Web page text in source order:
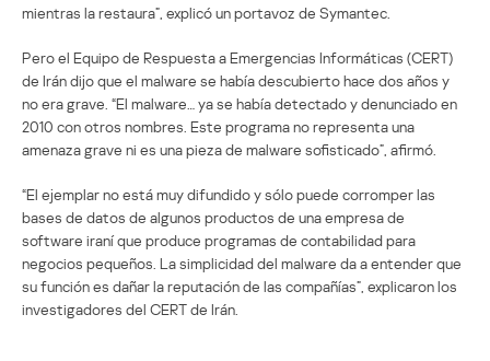
mientras la restaura”, explicó un portavoz de Symantec.
Pero el Equipo de Respuesta a Emergencias Informáticas (CERT)
de Irán dijo que el malware se había descubierto hace dos años y
no era grave. “El malware… ya se había detectado y denunciado en
2010 con otros nombres. Este programa no representa una
amenaza grave ni es una pieza de malware sofisticado”, afirmó.
“El ejemplar no está muy difundido y sólo puede corromper las
bases de datos de algunos productos de una empresa de
software iraní que produce programas de contabilidad para
negocios pequeños. La simplicidad del malware da a entender que
su función es dañar la reputación de las compañías”, explicaron los
investigadores del CERT de Irán.